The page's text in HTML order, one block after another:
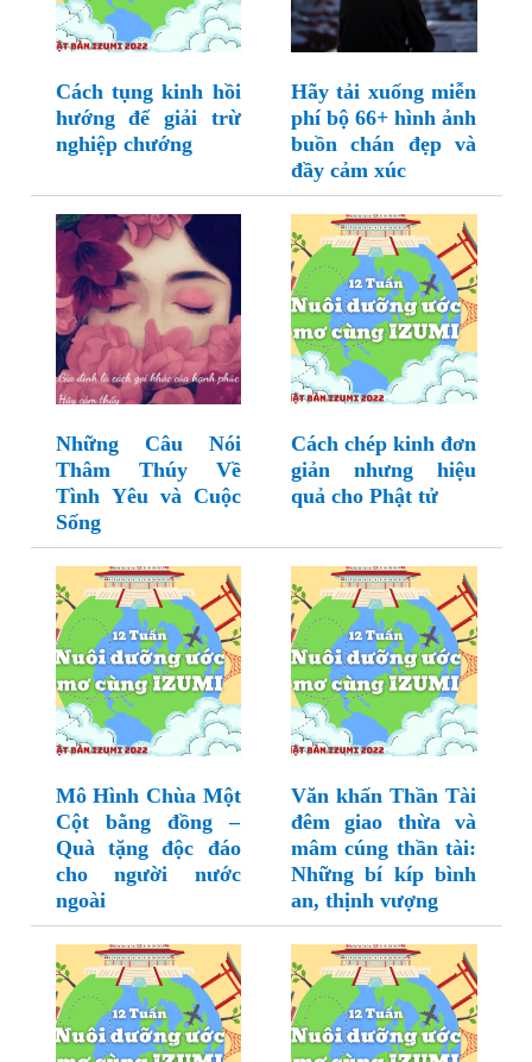
Cách tụng kinh hồi
hướng để giải trừ
nghiệp chướng
Hãy tải xuống miễn
phí bộ 66+ hình ảnh
buồn chán đẹp và
đầy cảm xúc
Những Câu Nói
Thâm Thúy Về
Tình Yêu và Cuộc
Sống
Cách chép kinh đơn
giản nhưng hiệu
quả cho Phật tử
Mô Hình Chùa Một
Cột bằng đồng –
Quà tặng độc đáo
cho người nước
ngoài
Văn khấn Thần Tài
đêm giao thừa và
mâm cúng thần tài:
Những bí kíp bình
an, thịnh vượng